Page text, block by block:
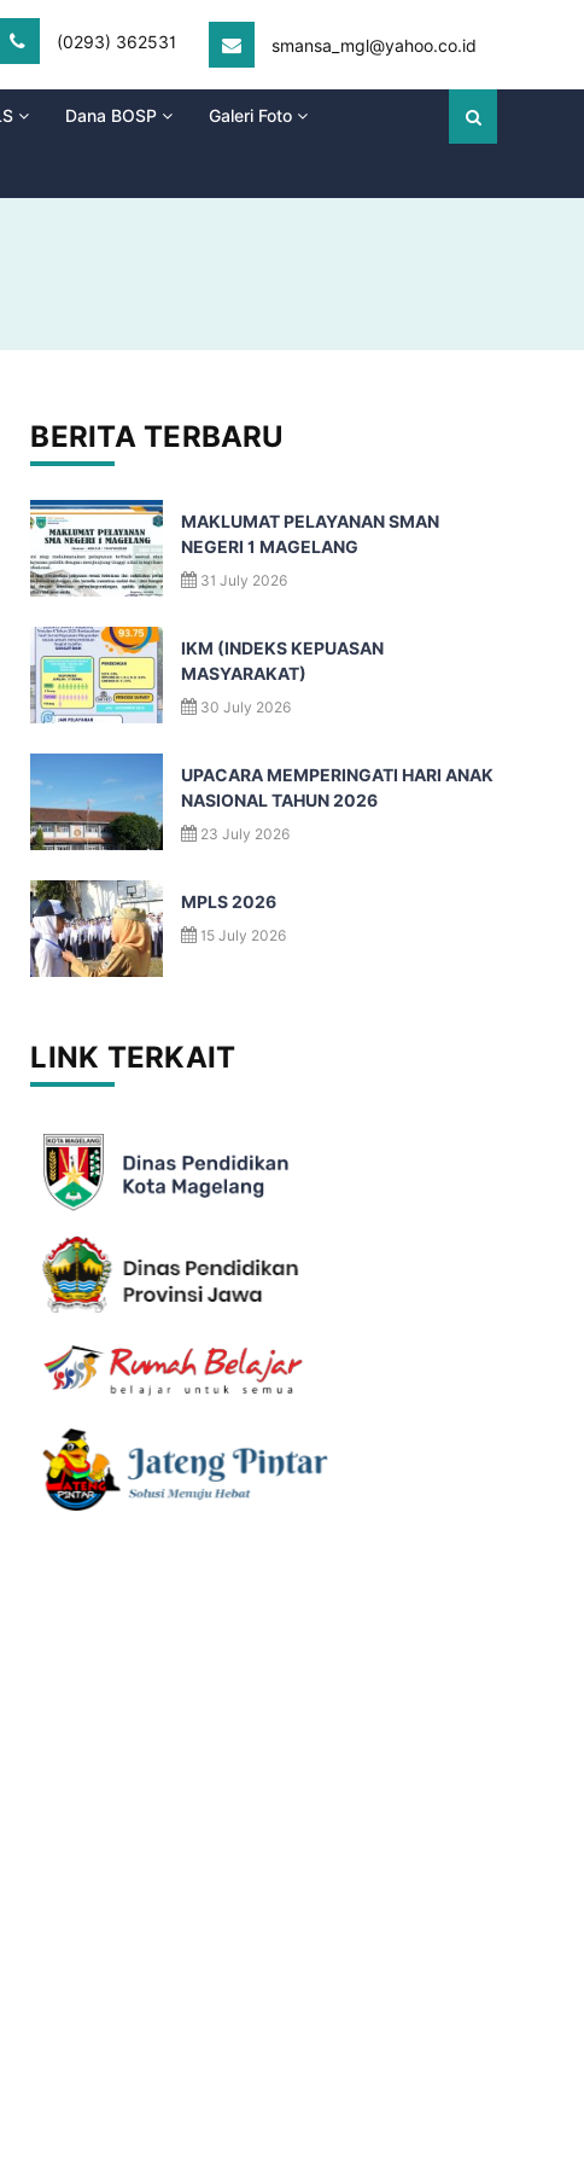
(0293) 362531 smansa_mgl@yahoo.co.id
Dana BOSP Galeri Foto
BERITA TERBARU
MAKLUMAT PELAYANAN SMAN
NEGERI 1 MAGELANG
31 July 2026
IKM (INDEKS KEPUASAN
MASYARAKAT)
30 July 2026
UPACARA MEMPERINGATI HARI ANAK
NASIONAL TAHUN 2026
23 July 2026
MPLS 2026
15 July 2026
LINK TERKAIT